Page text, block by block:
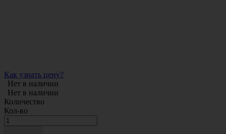
Как узнать цену?
Нет в наличии
Нет в наличии
Количество
Кол-во